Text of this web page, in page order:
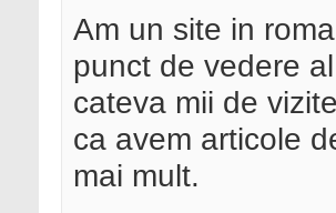
Am un site in
punct de vedere
cateva mii de
ca avem articole
mai mult.